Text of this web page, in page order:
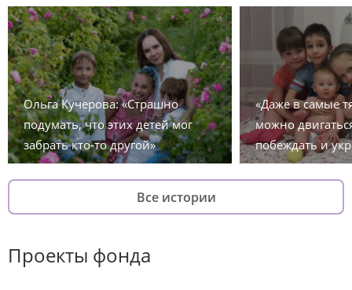
Ольга Кучерова: «Страшно
подумать, что этих детей мог
забрать кто-то другой»
«Даже в самые
можно
побеждать и
Все истории
Проекты фонда